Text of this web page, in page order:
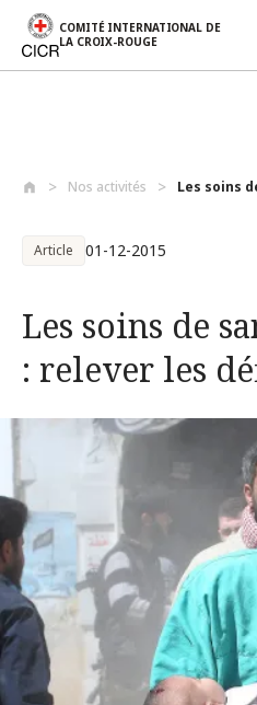
COMITÉ INTERNATIONAL DE
LA CROIX-ROUGE
Nos activités Les soins
Article 01-12-2015
Les soins de
: relever les